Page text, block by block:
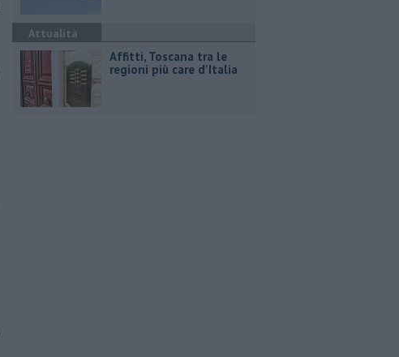
Attualità
Affitti, Toscana tra le
regioni più care d'Italia